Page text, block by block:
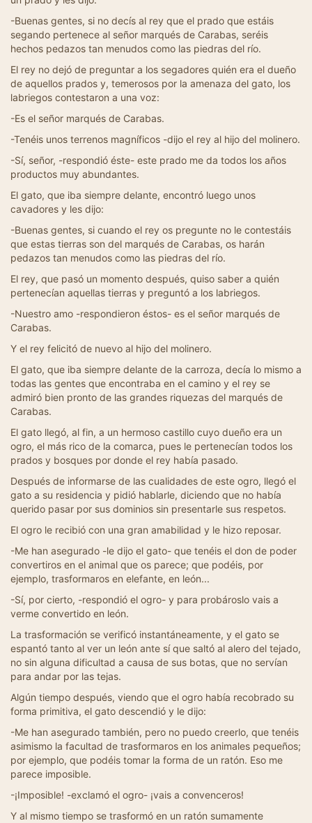
-Buenas gentes, si no decís al rey que el prado que estáis
segando pertenece al señor marqués de Carabas, seréis
hechos pedazos tan menudos como las piedras del río.
El rey no dejó de preguntar a los segadores quién era el dueño
de aquellos prados y, temerosos por la amenaza del gato, los
labriegos contestaron a una voz:
-Es el señor marqués de Carabas.
-Tenéis unos terrenos magníficos -dijo el rey al hijo del molinero.
-Sí, señor, -respondió éste- este prado me da todos los años
productos muy abundantes.
El gato, que iba siempre delante, encontró luego unos
cavadores y les dijo:
-Buenas gentes, si cuando el rey os pregunte no le contestáis
que estas tierras son del marqués de Carabas, os harán
pedazos tan menudos como las piedras del río.
El rey, que pasó un momento después, quiso saber a quién
pertenecían aquellas tierras y preguntó a los labriegos.
-Nuestro amo -respondieron éstos- es el señor marqués de
Carabas.
Y el rey felicitó de nuevo al hijo del molinero.
El gato, que iba siempre delante de la carroza, decía lo mismo a
todas las gentes que encontraba en el camino y el rey se
admiró bien pronto de las grandes riquezas del marqués de
Carabas.
El gato llegó, al fin, a un hermoso castillo cuyo dueño era un
ogro, el más rico de la comarca, pues le pertenecían todos los
prados y bosques por donde el rey había pasado.
Después de informarse de las cualidades de este ogro, llegó el
gato a su residencia y pidió hablarle, diciendo que no había
querido pasar por sus dominios sin presentarle sus respetos.
El ogro le recibió con una gran amabilidad y le hizo reposar.
-Me han asegurado -le dijo el gato- que tenéis el don de poder
convertiros en el animal que os parece; que podéis, por
ejemplo, trasformaros en elefante, en león...
-Sí, por cierto, -respondió el ogro- y para probároslo vais a
verme convertido en león.
La trasformación se verificó instantáneamente, y el gato se
espantó tanto al ver un león ante sí que saltó al alero del tejado,
no sin alguna dificultad a causa de sus botas, que no servían
para andar por las tejas.
Algún tiempo después, viendo que el ogro había recobrado su
forma primitiva, el gato descendió y le dijo:
-Me han asegurado también, pero no puedo creerlo, que tenéis
asimismo la facultad de trasformaros en los animales pequeños;
por ejemplo, que podéis tomar la forma de un ratón. Eso me
parece imposible.
-¡Imposible! -exclamó el ogro- ¡vais a convenceros!
Y al mismo tiempo se trasformó en un ratón sumamente